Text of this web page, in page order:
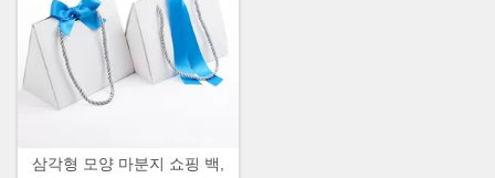
삼각형 모양 마분지 쇼핑 백,